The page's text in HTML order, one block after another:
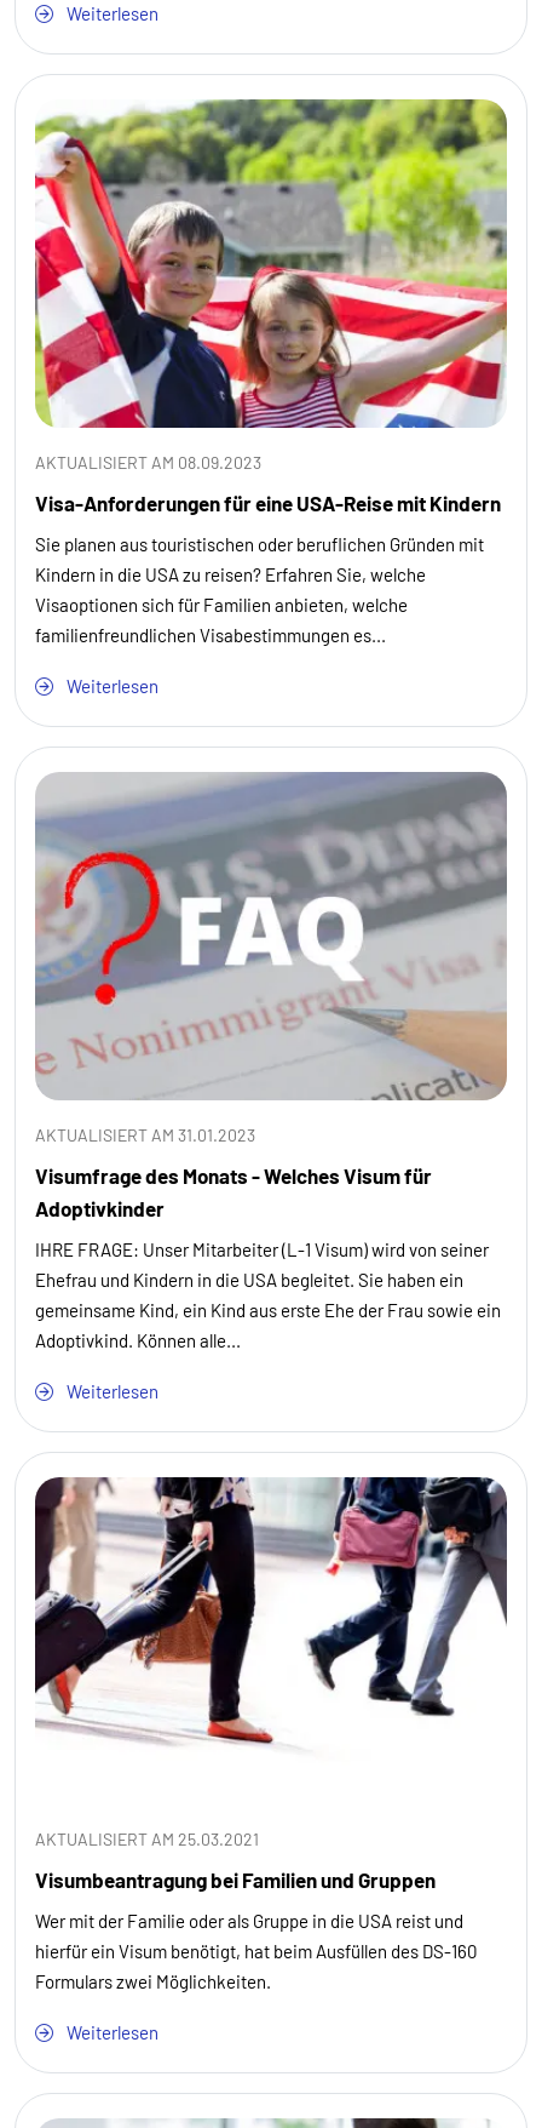
Weiterlesen
AKTUALISIERT AM 08.09.2023
Visa-Anforderungen für eine USA-Reise mit Kindern
Sie planen aus touristischen oder beruflichen Gründen mit
Kindern in die USA zu reisen? Erfahren Sie, welche
Visaoptionen sich für Familien anbieten, welche
familienfreundlichen Visabestimmungen es...
Weiterlesen
AKTUALISIERT AM 31.01.2023
Visumfrage des Monats - Welches Visum für
Adoptivkinder
IHRE FRAGE: Unser Mitarbeiter (L-1 Visum) wird von seiner
Ehefrau und Kindern in die USA begleitet. Sie haben ein
gemeinsame Kind, ein Kind aus erste Ehe der Frau sowie ein
Adoptivkind. Können alle...
Weiterlesen
AKTUALISIERT AM 25.03.2021
Visumbeantragung bei Familien und Gruppen
Wer mit der Familie oder als Gruppe in die USA reist und
hierfür ein Visum benötigt, hat beim Ausfüllen des DS-160
Formulars zwei Möglichkeiten.
Weiterlesen